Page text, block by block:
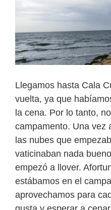
Llegamos hasta Cala
vuelta, ya que
la cena. Por lo tanto,
campamento. Una vez
las nubes que
vaticinaban nada
empezó a llover.
estábamos en el
aprovechamos para